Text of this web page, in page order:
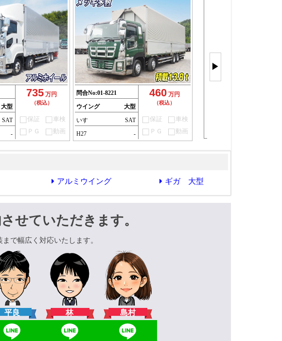
大型
SAT
-
735 万円
（税込）
保証
車検
ＰＧ
動画
問合No:01-8221
ウイング
大型
いすゞ
SAT
H27
-
460 万円
（税込）
保証
車検
ＰＧ
動画
▶
アルミウイング ギガ 大型
せていただきます。
で幅広く対応いたします。
平良 林 島村